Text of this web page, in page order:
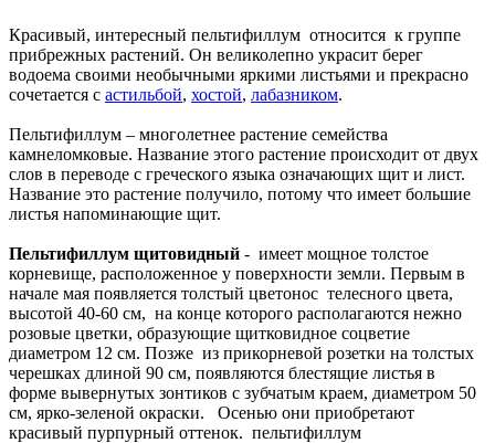
Красивый, интересный пельтифиллум относится к группе
прибрежных растений. Он великолепно украсит берег
водоема своими необычными яркими листьями и прекрасно
сочетается с астильбой, хостой, лабазником.
Пельтифиллум – многолетнее растение семейства
камнеломковые. Название этого растение происходит от двух
слов в переводе с греческого языка означающих щит и лист.
Название это растение получило, потому что имеет большие
листья напоминающие щит.
Пельтифиллум щитовидный - имеет мощное толстое
корневище, расположенное у поверхности земли. Первым в
начале мая появляется толстый цветонос телесного цвета,
высотой 40-60 см, на конце которого располагаются нежно
розовые цветки, образующие щитковидное соцветие
диаметром 12 см. Позже из прикорневой розетки на толстых
черешках длиной 90 см, появляются блестящие листья в
форме вывернутых зонтиков с зубчатым краем, диаметром 50
см, ярко-зеленой окраски. Осенью они приобретают
красивый пурпурный оттенок. пельтифиллум